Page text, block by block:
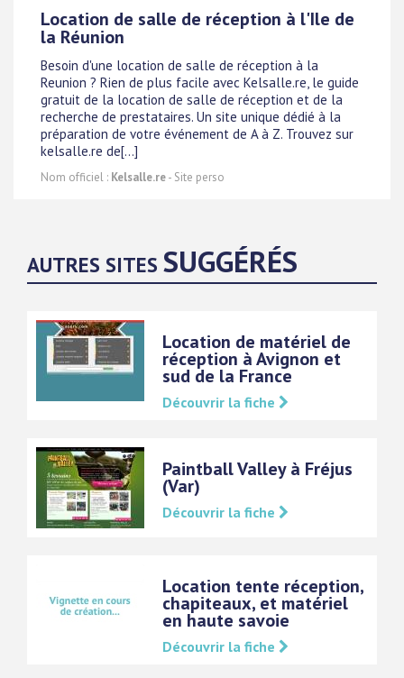
Location de salle de réception à l'Ile de
la Réunion
Besoin d'une location de salle de réception à la
Reunion ? Rien de plus facile avec Kelsalle.re, le guide
gratuit de la location de salle de réception et de la
recherche de prestataires. Un site unique dédié à la
préparation de votre événement de A à Z. Trouvez sur
kelsalle.re de[...]
Nom officiel : Kelsalle.re- Site perso
AUTRES SITES SUGGÉRÉS
Location de matériel de
réception à Avignon et
sud de la France
Découvrir la fiche
Paintball Valley à Fréjus
(Var)
Découvrir la fiche
Location tente réception,
chapiteaux, et matériel
en haute savoie
Découvrir la fiche